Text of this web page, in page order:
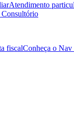
Atendimento
Consultório
fiscalConheça o Nav